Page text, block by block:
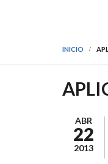
INICIO
ABR
22
2013